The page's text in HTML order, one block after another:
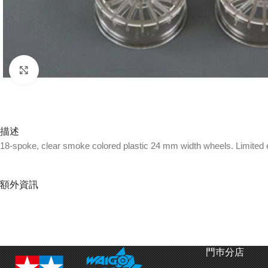
描述
18-spoke, clear smoke colored plastic 24 mm width wheels. Limited
額外資訊
門巿分店